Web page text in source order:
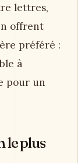
lettres,
offrent
préféré :
à
pour un
le plus